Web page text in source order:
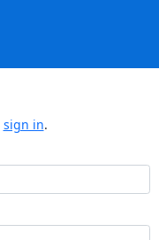
sign in.